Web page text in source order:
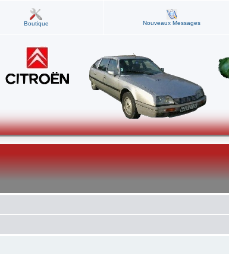
Boutique Nouveaux Messages